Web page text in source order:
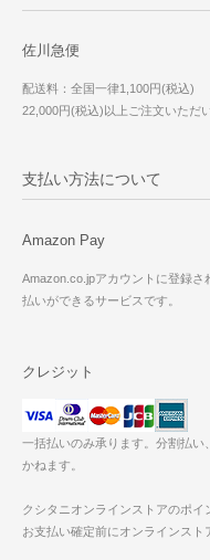
佐川急便
配送料：全国一律1,100円(税込)
22,000円(税込)以上ご注文いただ
支払い方法について
Amazon Pay
Amazon.co.jpアカウントに登録
払いができるサービスです。
クレジット
一括払いのみ承ります。分割払い
かねます。
クシタニオンラインストアのポイ
お支払い確定前にオンラインスト